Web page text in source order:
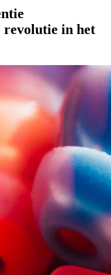
revolutie in het